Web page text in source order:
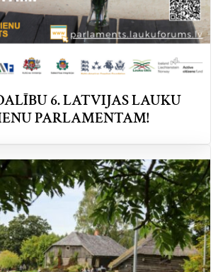
6. LATVIJAS LAUKU
PARLAMENTAM!